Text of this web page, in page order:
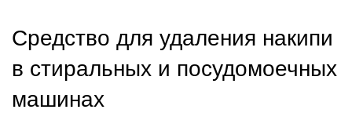
Средство для удаления накипи
в стиральных и посудомоечных
машинах